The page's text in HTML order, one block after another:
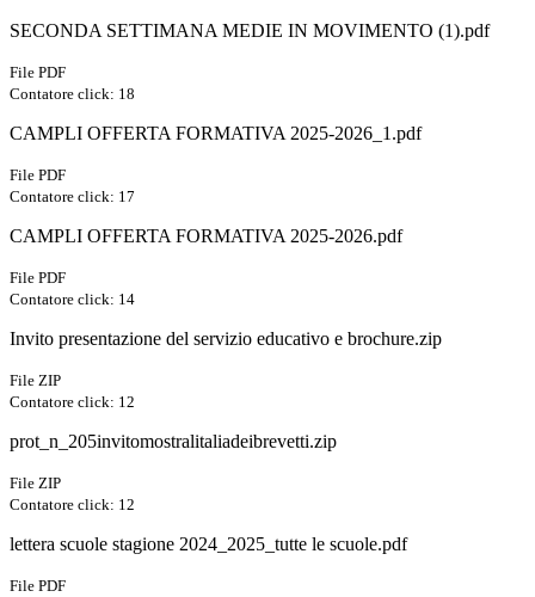
SECONDA SETTIMANA MEDIE IN MOVIMENTO (1).pdf
File PDF
Contatore click: 18
CAMPLI OFFERTA FORMATIVA 2025-2026_1.pdf
File PDF
Contatore click: 17
CAMPLI OFFERTA FORMATIVA 2025-2026.pdf
File PDF
Contatore click: 14
Invito presentazione del servizio educativo e brochure.zip
File ZIP
Contatore click: 12
prot_n_205invitomostralitaliadeibrevetti.zip
File ZIP
Contatore click: 12
lettera scuole stagione 2024_2025_tutte le scuole.pdf
File PDF